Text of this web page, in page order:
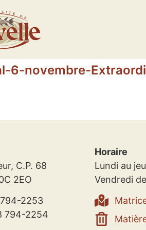
6-novembre-
C.P. 68
2EO
2253
794-2254
Horaire
Lundi au
Vendredi